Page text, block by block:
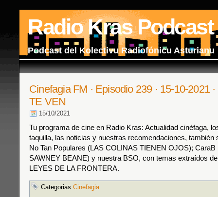
Radio Kras Podcast
Podcast del Kolectivu Radiofónicu Asturianu
Cinefagia FM · Episodio 239 · 15-10-2021
TE VEN
15/10/2021
Tu programa de cine en Radio Kras: Actualidad cinéfaga,
taquilla, las noticias y nuestras recomendaciones, también
No Tan Populares (LAS COLINAS TIENEN OJOS);
SAWNEY BEANE) y nuestra BSO, con temas extraídos
LEYES DE LA FRONTERA.
Categorias Cinefagia